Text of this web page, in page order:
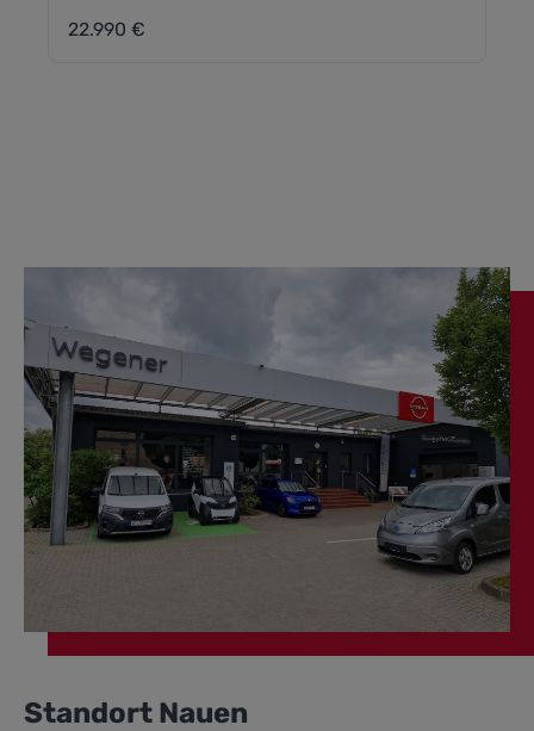
Regulärer Preis:
22.990 €
Standort Nauen